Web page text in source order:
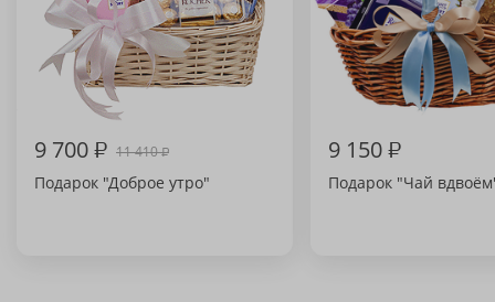
9 700₽ 11 410₽
Подарок "Доброе утро"
9 150₽
Подарок "Чай